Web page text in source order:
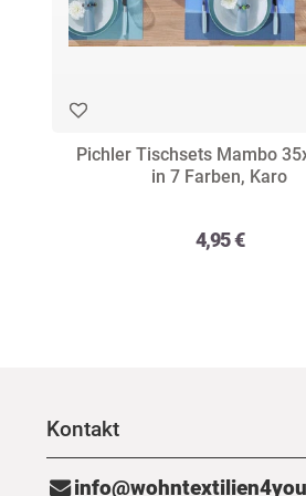
Pichler Tischsets Mambo
in 7 Farben, Karo
4,95 €
Kontakt